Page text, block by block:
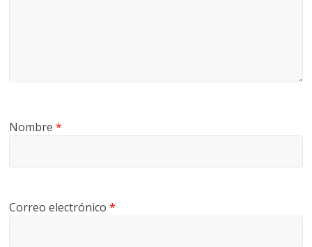
Nombre*
Correo electrónico*